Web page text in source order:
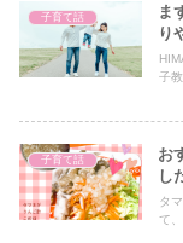
子育て話
ま
り
子
子育て話
お
し
タ
て